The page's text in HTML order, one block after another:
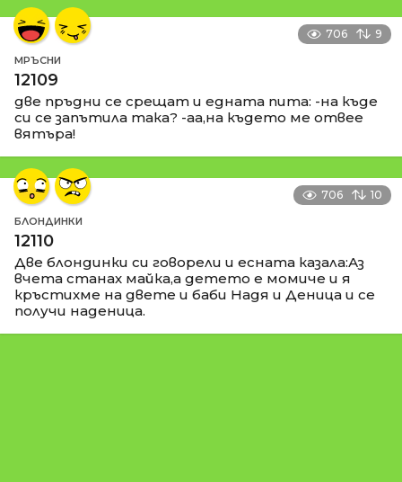
706 9
МРЪСНИ
12109
две пръдни се срещат и едната пита: -на къде
си се запътила така? -аа,на където ме отвее
вятъра!
706 10
БЛОНДИНКИ
12110
Две блондинки си говорели и есната казала:Аз
вчета станах майка,а детето е момиче и я
кръстихме на двете и баби Надя и Деница и се
получи наденица.